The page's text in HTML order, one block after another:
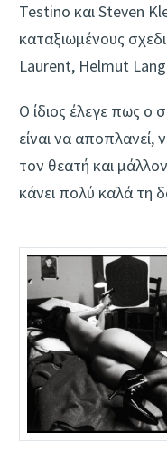
Testino και Steven
καταξιωμένους
Laurent, Helmut
Ο ίδιος έλεγε πως
είναι να αποπλανεί,
τον θεατή και
κάνει πολύ καλά τη